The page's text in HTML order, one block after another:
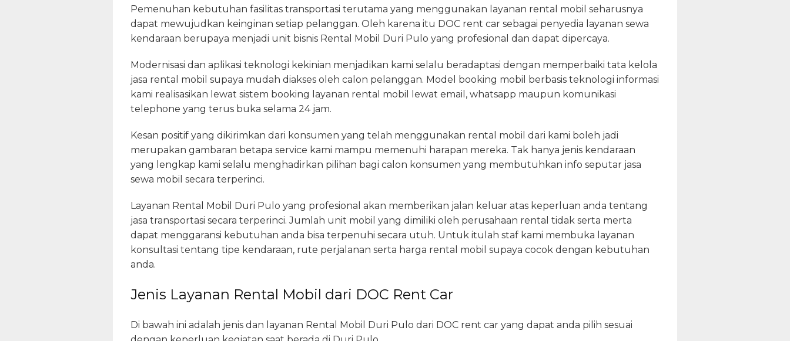
Pemenuhan kebutuhan fasilitas transportasi terutama yang menggunakan layanan rental mobil seharusnya
dapat mewujudkan keinginan setiap pelanggan. Oleh karena itu DOC rent car sebagai penyedia layanan sewa
kendaraan berupaya menjadi unit bisnis Rental Mobil Duri Pulo yang profesional dan dapat dipercaya.
Modernisasi dan aplikasi teknologi kekinian menjadikan kami selalu beradaptasi dengan memperbaiki tata kelola
jasa rental mobil supaya mudah diakses oleh calon pelanggan. Model booking mobil berbasis teknologi informasi
kami realisasikan lewat sistem booking layanan rental mobil lewat email, whatsapp maupun komunikasi
telephone yang terus buka selama 24 jam.
Kesan positif yang dikirimkan dari konsumen yang telah menggunakan rental mobil dari kami boleh jadi
merupakan gambaran betapa service kami mampu memenuhi harapan mereka. Tak hanya jenis kendaraan
yang lengkap kami selalu menghadirkan pilihan bagi calon konsumen yang membutuhkan info seputar jasa
sewa mobil secara terperinci.
Layanan Rental Mobil Duri Pulo yang profesional akan memberikan jalan keluar atas keperluan anda tentang
jasa transportasi secara terperinci. Jumlah unit mobil yang dimiliki oleh perusahaan rental tidak serta merta
dapat menggaransi kebutuhan anda bisa terpenuhi secara utuh. Untuk itulah staf kami membuka layanan
konsultasi tentang tipe kendaraan, rute perjalanan serta harga rental mobil supaya cocok dengan kebutuhan
anda.
Jenis Layanan Rental Mobil dari DOC Rent Car
Di bawah ini adalah jenis dan layanan Rental Mobil Duri Pulo dari DOC rent car yang dapat anda pilih sesuai